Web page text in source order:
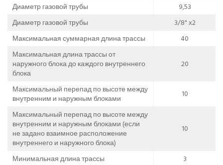
Диаметр газовой трубы
9,53
Диаметр газовой трубы
3/8" x2
Максимальная суммарная длина трассы
40
Максимальная длина трассы от
наружного блока до каждого внутреннего
блока
20
Максимальный перепад по высоте между
внутренним и наружным блоками
10
Максимальный перепад по высоте между
внутренним и наружным блоками (если
не задано взаимное расположение
внутреннего и наружного блока)
10
Минимальная длина трассы
3